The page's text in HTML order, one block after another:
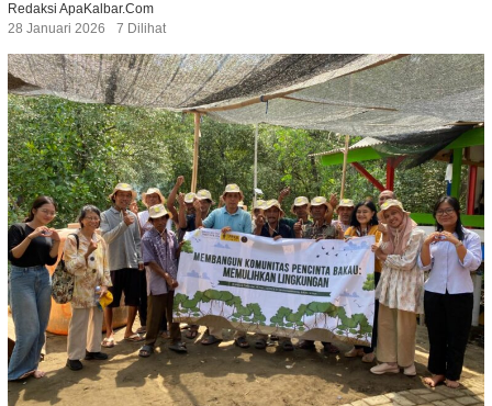
Redaksi ApaKalbar.com
28 Januari 2026
7 Dilihat